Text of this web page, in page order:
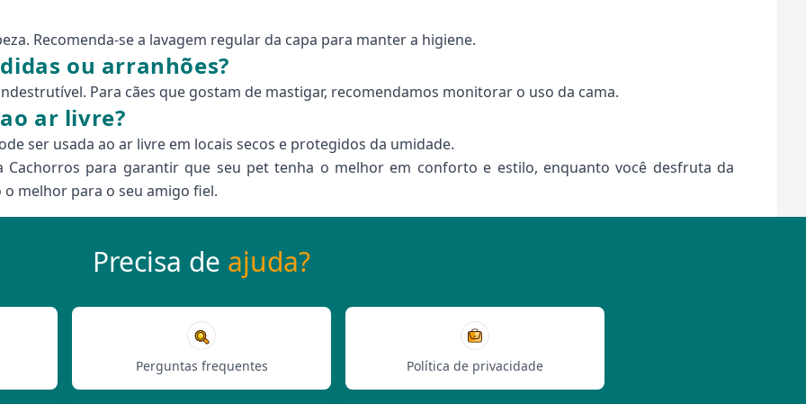
Recomenda-se a lavagem regular da capa para manter a higiene.
ou arranhões?
Para cães que gostam de mastigar, recomendamos monitorar o uso da cama.
ar livre?
ser usada ao ar livre em locais secos e protegidos da umidade.
Cachorros para garantir que seu pet tenha o melhor em conforto e estilo, enquanto você desfruta da
melhor para o seu amigo fiel.
Precisa de ajuda?
Perguntas frequentes Política de privacidade